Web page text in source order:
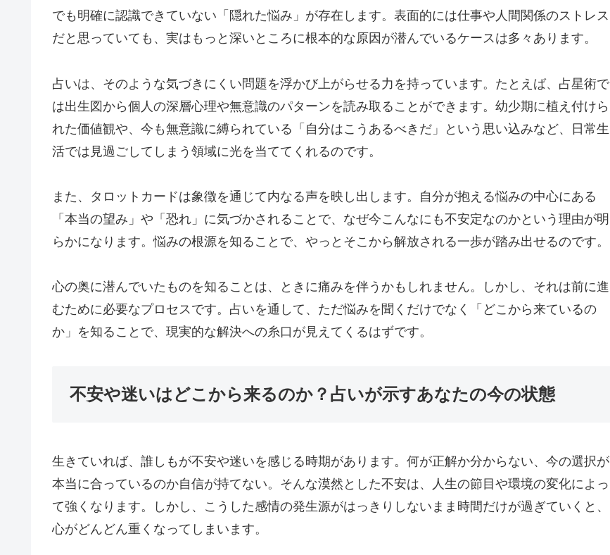
でも明確に認識できていない「隠れた悩み」が存在します。表面的には仕事や人間関係のストレス
だと思っていても、実はもっと深いところに根本的な原因が潜んでいるケースは多々あります。
占いは、そのような気づきにくい問題を浮かび上がらせる力を持っています。たとえば、占星術で
は出生図から個人の深層心理や無意識のパターンを読み取ることができます。幼少期に植え付けら
れた価値観や、今も無意識に縛られている「自分はこうあるべきだ」という思い込みなど、日常生
活では見過ごしてしまう領域に光を当ててくれるのです。
また、タロットカードは象徴を通じて内なる声を映し出します。自分が抱える悩みの中心にある
「本当の望み」や「恐れ」に気づかされることで、なぜ今こんなにも不安定なのかという理由が明
らかになります。悩みの根源を知ることで、やっとそこから解放される一歩が踏み出せるのです。
心の奥に潜んでいたものを知ることは、ときに痛みを伴うかもしれません。しかし、それは前に進
むために必要なプロセスです。占いを通して、ただ悩みを聞くだけでなく「どこから来ているの
か」を知ることで、現実的な解決への糸口が見えてくるはずです。
不安や迷いはどこから来るのか？占いが示すあなたの今の状態
生きていれば、誰しもが不安や迷いを感じる時期があります。何が正解か分からない、今の選択が
本当に合っているのか自信が持てない。そんな漠然とした不安は、人生の節目や環境の変化によっ
て強くなります。しかし、こうした感情の発生源がはっきりしないまま時間だけが過ぎていくと、
心がどんどん重くなってしまいます。